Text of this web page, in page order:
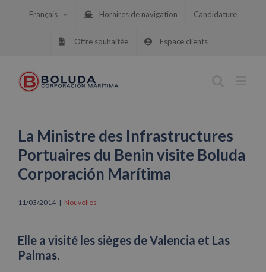
Français Horaires de navigation Candidature
Offre souhaitée Espace clients
La Ministre des Infrastructures
Portuaires du Benin visite Boluda
Corporación Marítima
11/03/2014 | Nouvelles
Elle a visité les sièges de Valencia et Las
Palmas.